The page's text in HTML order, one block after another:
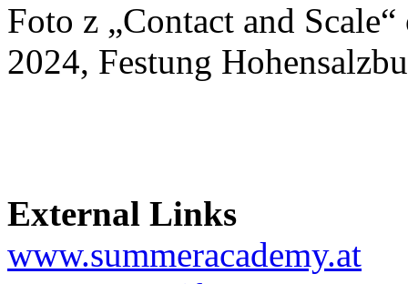
Foto z „Contact and
2024, Festung
External Links
www.summeracademy.at